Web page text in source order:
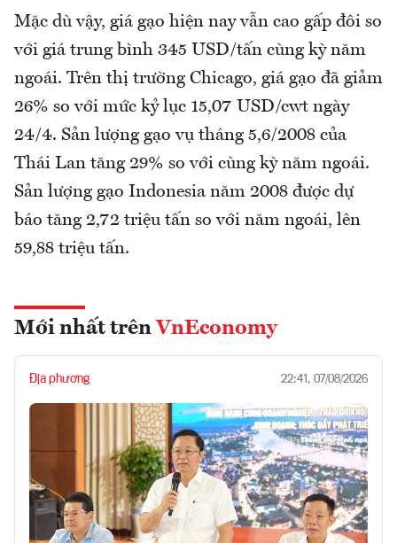
Mặc dù vậy, giá gạo hiện nay vẫn cao gấp đôi so
với giá trung bình 345 USD/tấn cùng kỳ năm
ngoái. Trên thị trường Chicago, giá gạo đã giảm
26% so với mức kỷ lục 15,07 USD/cwt ngày
24/4. Sản lượng gạo vụ tháng 5,6/2008 của
Thái Lan tăng 29% so với cùng kỳ năm ngoái.
Sản lượng gạo Indonesia năm 2008 được dự
báo tăng 2,72 triệu tấn so với năm ngoái, lên
59,88 triệu tấn.
Mới nhất trên VnEconomy
Địa phương 22:41, 07/08/2026